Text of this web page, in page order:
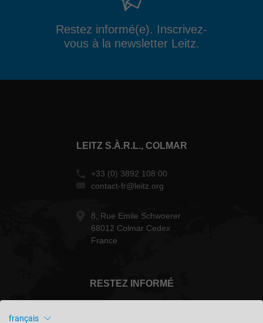
Restez informé(e). Inscrivez-
vous à la newsletter Leitz.
LEITZ S.À.R.L., COLMAR
+33 (0) 3892 108 00
contact-fr@leitz.org
8, Rue Emile Schwoerer
68012 Colmar Cedex
France
RESTEZ INFORMÉ
français